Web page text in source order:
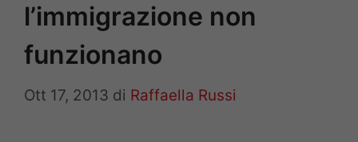
l’immigrazione non
funzionano
Ott 17, 2013 di Raffaella Russi